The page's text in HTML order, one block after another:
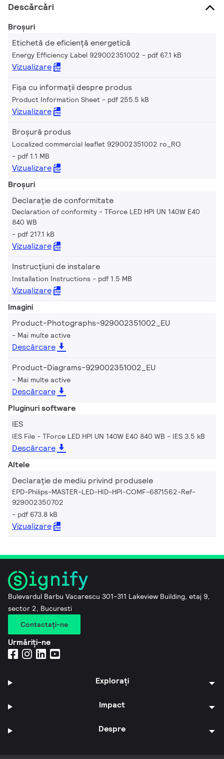
Descărcări
Broșuri
Etichetă de eficiență energetică
Energy Efficiency Label 929002351002 pdf 67.1 kB
Vizualizare
Fișa cu informații despre produs
Product Information Sheet pdf 255.5 kB
Vizualizare
Broșură produs
Localized commercial leaflet 929002351002 ro_RO
pdf 1.1 MB
Vizualizare
Broșuri
Declarație de conformitate
Declaration of conformity - TForce LED HPI UN 140W E40
840 WB
pdf 217.1 kB
Vizualizare
Instrucțiuni de instalare
Installation Instructions pdf 1.5 MB
Vizualizare
Imagini
Product-Photographs-929002351002_EU
Mai multe active
Descărcare
Product-Diagrams-929002351002_EU
Mai multe active
Descărcare
Pluginuri software
IES
IES File - TForce LED HPI UN 140W E40 840 WB IES 3.5 kB
Descărcare
Altele
Declarație de mediu privind produsele
EPD-Philips-MASTER-LED-HID-HPI-COMF-6871562-Ref-
929002350702
pdf 673.8 kB
Vizualizare
Bulevardul Barbu Vacarescu 301-311 Lakeview Building, etaj 9,
sector 2, Bucuresti
Contactaţi-ne
Urmăriți-ne
Explorați
Impact
Despre